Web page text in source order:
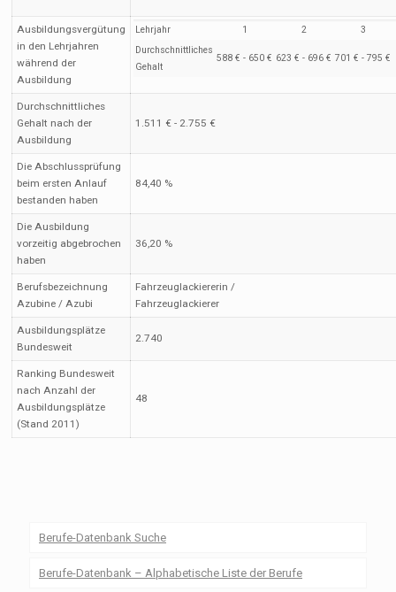
Ausbildungsvergütung
in den Lehrjahren
während der
Ausbildung
Lehrjahr 1 2 3
Durchschnittliches
Gehalt
588 € - 650 € 623 € - 696 € 701 € - 795 €
Durchschnittliches
Gehalt nach der
Ausbildung
1.511 € - 2.755 €
Die Abschlussprüfung
beim ersten Anlauf
bestanden haben
84,40 %
Die Ausbildung
vorzeitig abgebrochen
haben
36,20 %
Berufsbezeichnung
Azubine / Azubi
Fahrzeuglackiererin /
Fahrzeuglackierer
Ausbildungsplätze
Bundesweit
2.740
Ranking Bundesweit
nach Anzahl der
Ausbildungsplätze
(Stand 2011)
48
Berufe-Datenbank Suche
Berufe-Datenbank – Alphabetische Liste der Berufe